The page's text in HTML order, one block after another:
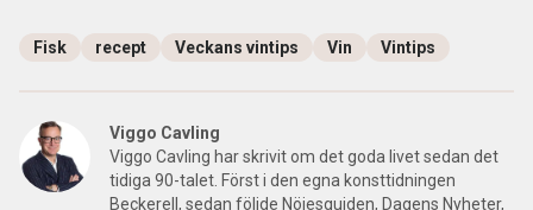
Fisk recept Veckans vintips Vin Vintips
Viggo Cavling
Viggo Cavling har skrivit om det goda livet sedan det
tidiga 90-talet. Först i den egna konsttidningen
Beckerell, sedan följde Nöjesguiden, Dagens Nyheter,